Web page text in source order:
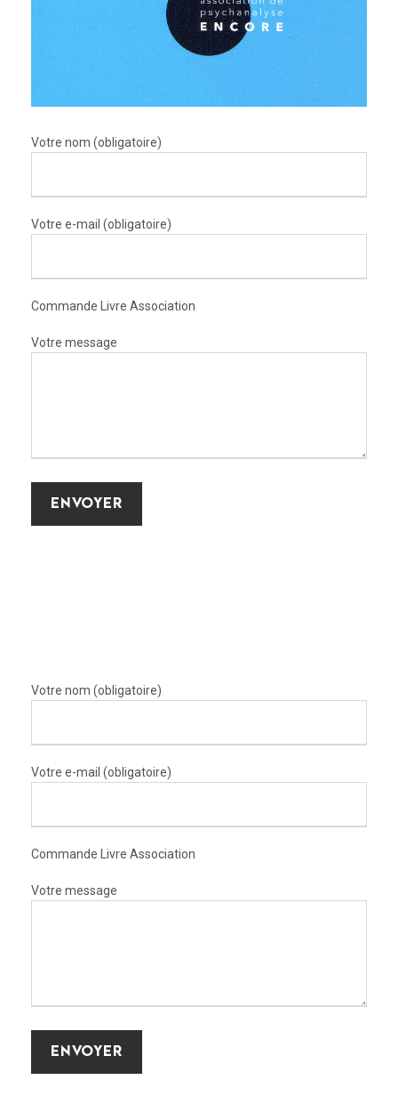
Votre nom (obligatoire)
Votre e-mail (obligatoire)
Commande Livre Association
Votre message
Votre nom (obligatoire)
Votre e-mail (obligatoire)
Commande Livre Association
Votre message